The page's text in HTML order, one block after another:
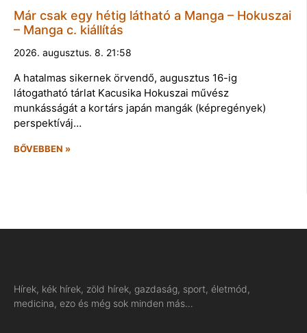
Már csak egy hétig látható a Manga – Hokuszai
– Manga c. kiállítás
2026. augusztus. 8. 21:58
A hatalmas sikernek örvendő, augusztus 16-ig
látogatható tárlat Kacusika Hokuszai művész
munkásságát a kortárs japán mangák (képregények)
perspektíváj…
BŐVEBBEN »
Hírek, kék hírek, zöld hírek, gazdaság, sport, életmód,
medicina, ezo és még sok minden más…